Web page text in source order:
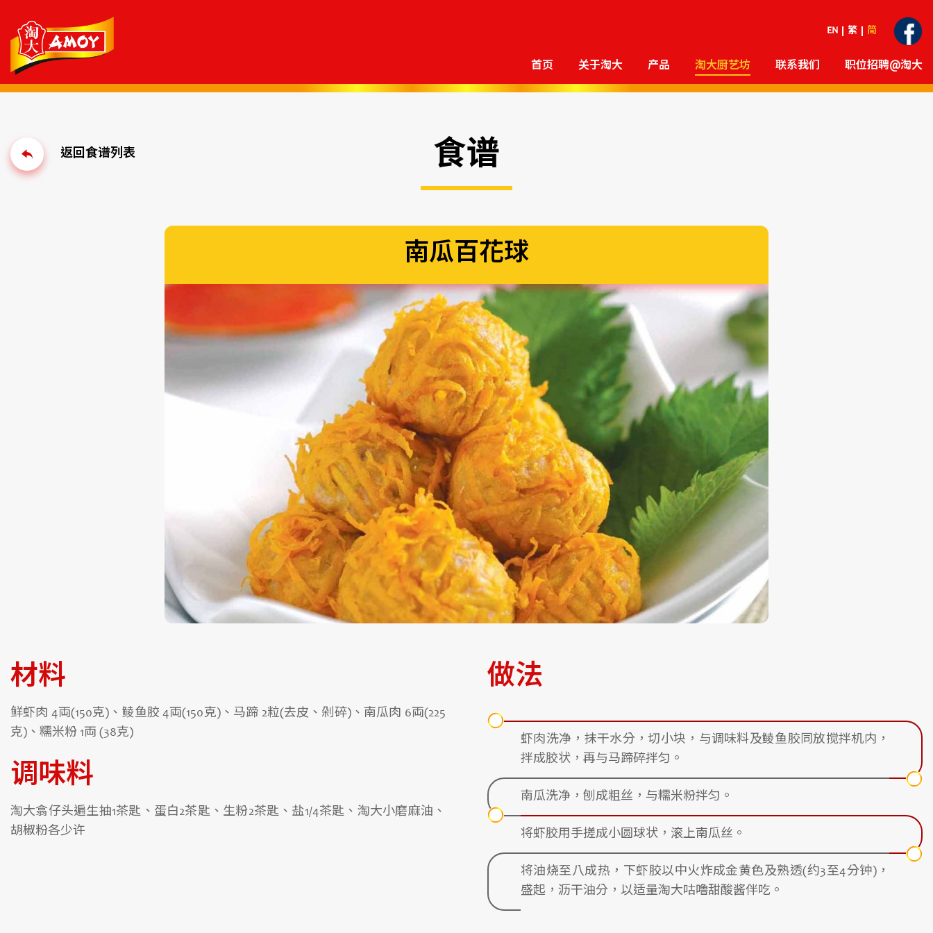
EN 繁 简
首页 关于淘大 产品 淘大厨艺坊 联系我们 职位招聘@淘大
食谱
南瓜百花球
材料
鲜虾肉 4両(150克)、鲮鱼胶 4両(150克)、马蹄 2粒(去皮、剁碎)、南瓜肉 6両(225
克)、糯米粉 1両 (38克)
调味料
淘大翕仔头遍生抽1茶匙、蛋白2茶匙、生粉2茶匙、盐1/4茶匙、淘大小磨麻油、
胡椒粉各少许
做法
虾肉洗净，抹干水分，切小块，与调味料及鲮鱼胶同放搅拌机内，
拌成胶状，再与马蹄碎拌匀。
南瓜洗净，刨成粗丝，与糯米粉拌匀。
将虾胶用手搓成小圆球状，滚上南瓜丝。
将油烧至八成热，下虾胶以中火炸成金黄色及熟透(约3至4分钟)，
盛起，沥干油分，以适量淘大咕噜甜酸酱伴吃。